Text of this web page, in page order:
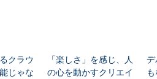
クラウ
じゃな
「楽しさ」を感じ、人
の心を動かすクリエイ
デ